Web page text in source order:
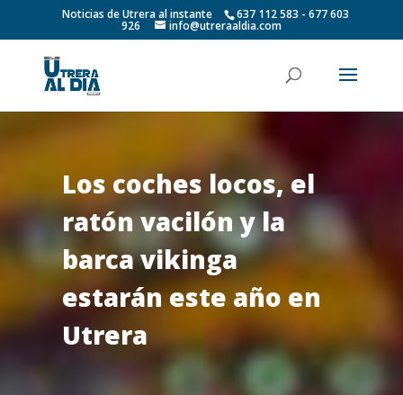
Noticias de Utrera al instante 637 112 583 - 677 603
926 info@utreraaldia.com
Los coches locos, el
ratón vacilón y la
barca vikinga
estarán este año en
Utrera